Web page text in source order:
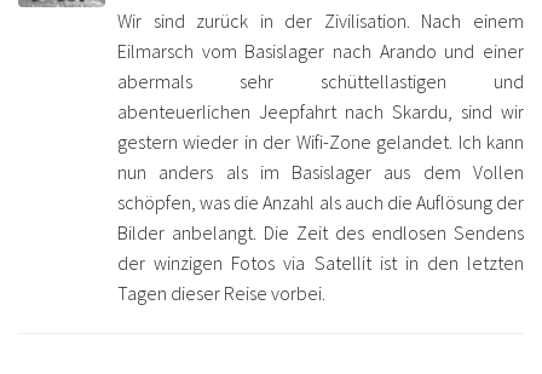
Wir sind zurück in der Zivilisation. Nach einem
Eilmarsch vom Basislager nach Arando und einer
abermals sehr schüttellastigen und
abenteuerlichen Jeepfahrt nach Skardu, sind wir
gestern wieder in der Wifi-Zone gelandet. Ich kann
nun anders als im Basislager aus dem Vollen
schöpfen, was die Anzahl als auch die Auflösung der
Bilder anbelangt. Die Zeit des endlosen Sendens
der winzigen Fotos via Satellit ist in den letzten
Tagen dieser Reise vorbei.